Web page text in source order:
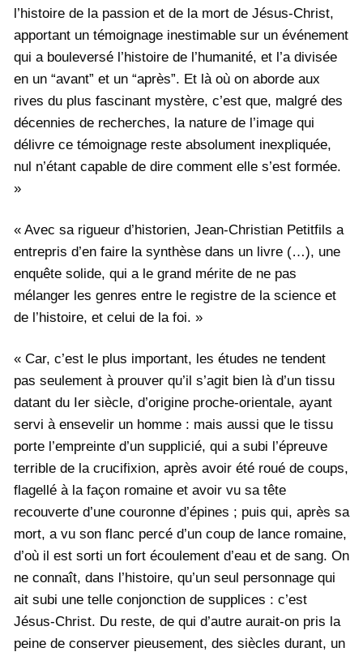
l’histoire de la passion et de la mort de Jésus-Christ,
apportant un témoignage inestimable sur un événement
qui a bouleversé l’histoire de l’humanité, et l’a divisée
en un “avant” et un “après”. Et là où on aborde aux
rives du plus fascinant mystère, c’est que, malgré des
décennies de recherches, la nature de l’image qui
délivre ce témoignage reste absolument inexpliquée,
nul n’étant capable de dire comment elle s’est formée.
»
« Avec sa rigueur d’historien, Jean-Christian Petitfils a
entrepris d’en faire la synthèse dans un livre (…), une
enquête solide, qui a le grand mérite de ne pas
mélanger les genres entre le registre de la science et
de l’histoire, et celui de la foi. »
« Car, c’est le plus important, les études ne tendent
pas seulement à prouver qu’il s’agit bien là d’un tissu
datant du Ier siècle, d’origine proche-orientale, ayant
servi à ensevelir un homme : mais aussi que le tissu
porte l’empreinte d’un supplicié, qui a subi l’épreuve
terrible de la crucifixion, après avoir été roué de coups,
flagellé à la façon romaine et avoir vu sa tête
recouverte d’une couronne d’épines ; puis qui, après sa
mort, a vu son flanc percé d’un coup de lance romaine,
d’où il est sorti un fort écoulement d’eau et de sang. On
ne connaît, dans l’histoire, qu’un seul personnage qui
ait subi une telle conjonction de supplices : c’est
Jésus-Christ. Du reste, de qui d’autre aurait-on pris la
peine de conserver pieusement, des siècles durant, un